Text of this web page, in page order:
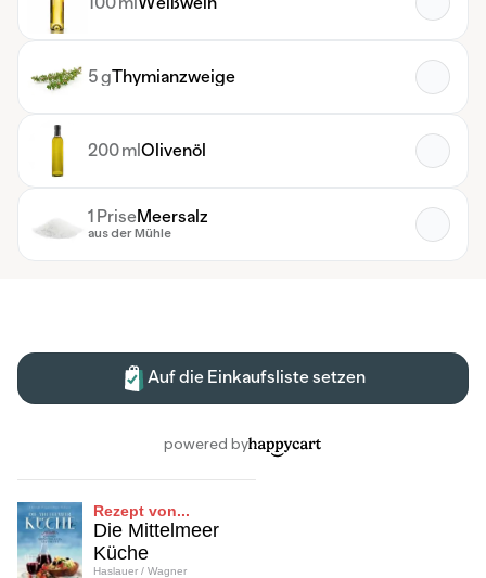
Rezept von...
Die Mittelmeer
Küche
Haslauer / Wagner